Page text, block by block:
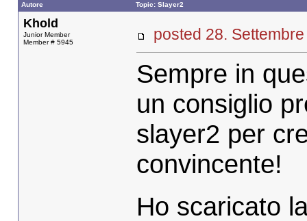
Autore Topic: Slayer2
Khold
Junior Member
Member # 5945
posted 28.
Sempre in
un consiglio
slayer2 per
convincente!
Ho scaricato